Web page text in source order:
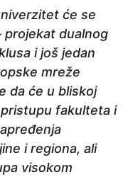
će se
projekat dualnog
i još jedan
mreže
da će u bliskoj
fakulteta i
i regiona, ali
visokom